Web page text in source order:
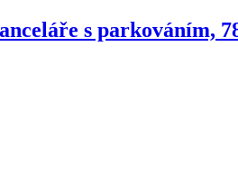
s parkováním,